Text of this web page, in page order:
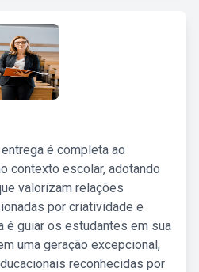
é completa ao
contexto escolar, adotando
valorizam relações
por criatividade e
é guiar os estudantes em sua
uma geração excepcional,
reconhecidas por